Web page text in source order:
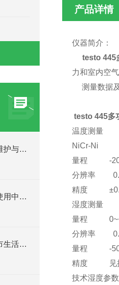
放射卫生检测设备的日常维护与检定流程
微波炉泄漏检测仪在日常使用中具有诸多特征
杭州爱华噪声仪：提升城市生活质量的关键设备
产品详情
仪器简介：
testo 445
力和室内空
测量数据及
testo 445多
温度测量
NiCr-Ni
量程 -
分辨率
精度
湿度测量
量程
分辨率
量程 -
精度 见
技术湿度参